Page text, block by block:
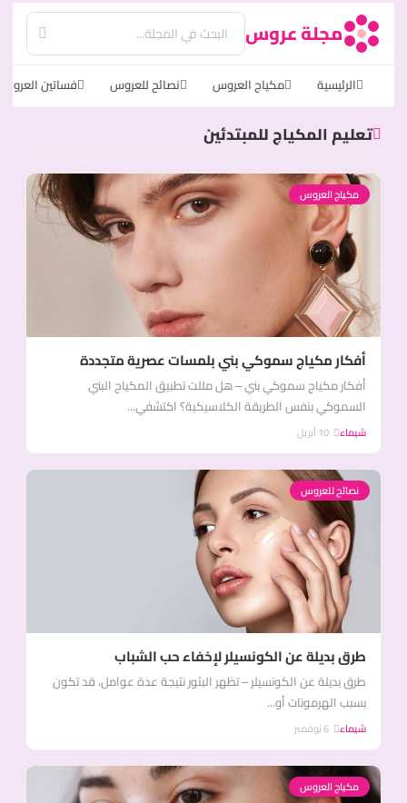
مجلة عروس
الرئيسية مكياج العروس نصائح للعروس فساتين العروس
تعليم المكياج للمبتدئين
مكياج العروس
أفكار مكياج سموكي بني بلمسات عصرية متجددة
أفكار مكياج سموكي بني – هل مللت تطبيق المكياج البني
السموكي بنفس الطريقة الكلاسيكية؟ اكتشفي...
شيماء
نصائح للعروس
طرق بديلة عن الكونسيلر لإخفاء حب الشباب
طرق بديلة عن الكونسيلر – تظهر البثور نتيجة عدة عوامل، قد تكون
بسبب الهرمونات أو...
شيماء
مكياج العروس